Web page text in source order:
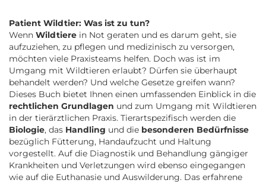
Patient Wildtier: Was ist zu tun?
Wenn Wildtiere in Not geraten und es darum geht, sie
aufzuziehen, zu pflegen und medizinisch zu versorgen,
möchten viele Praxisteams helfen. Doch was ist im
Umgang mit Wildtieren erlaubt? Dürfen sie überhaupt
behandelt werden? Und welche Gesetze greifen wann?
Dieses Buch bietet Ihnen einen umfassenden Einblick in die
rechtlichen Grundlagen und zum Umgang mit Wildtieren
in der tierärztlichen Praxis. Tierartspezifisch werden die
Biologie, das Handling und die besonderen Bedürfnisse
bezüglich Fütterung, Handaufzucht und Haltung
vorgestellt. Auf die Diagnostik und Behandlung gängiger
Krankheiten und Verletzungen wird ebenso eingegangen
wie auf die Euthanasie und Auswilderung. Das erfahrene